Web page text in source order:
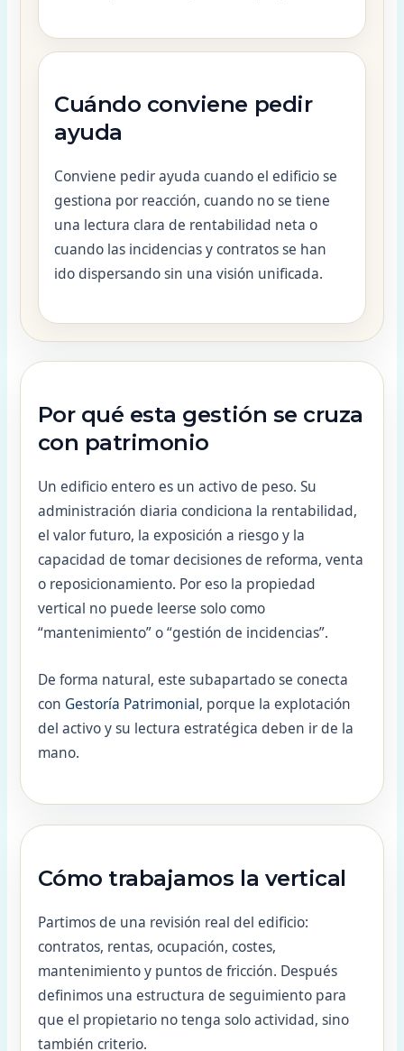
Cuándo conviene pedir
ayuda
Conviene pedir ayuda cuando el edificio se
gestiona por reacción, cuando no se tiene
una lectura clara de rentabilidad neta o
cuando las incidencias y contratos se han
ido dispersando sin una visión unificada.
Por qué esta gestión se cruza
con patrimonio
Un edificio entero es un activo de peso. Su
administración diaria condiciona la rentabilidad,
el valor futuro, la exposición a riesgo y la
capacidad de tomar decisiones de reforma, venta
o reposicionamiento. Por eso la propiedad
vertical no puede leerse solo como
“mantenimiento” o “gestión de incidencias”.
De forma natural, este subapartado se conecta
con Gestoría Patrimonial, porque la explotación
del activo y su lectura estratégica deben ir de la
mano.
Cómo trabajamos la vertical
Partimos de una revisión real del edificio:
contratos, rentas, ocupación, costes,
mantenimiento y puntos de fricción. Después
definimos una estructura de seguimiento para
que el propietario no tenga solo actividad, sino
también criterio.